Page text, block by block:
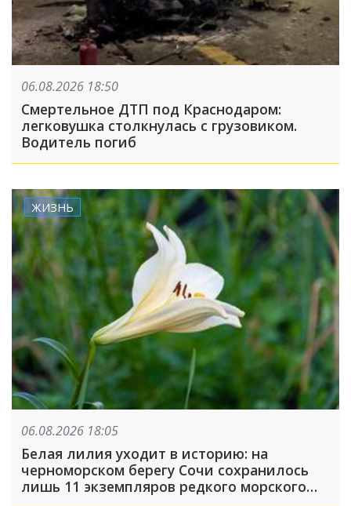
06.08.2026 18:50
Смертельное ДТП под Краснодаром:
легковушка столкнулась с грузовиком.
Водитель погиб
ЖИЗНЬ
06.08.2026 18:05
Белая лилия уходит в историю: на
черноморском берегу Сочи сохранилось
лишь 11 экземпляров редкого морского